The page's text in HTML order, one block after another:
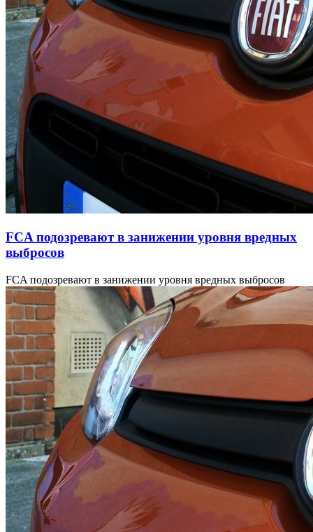
FCA подозревают в занижении уровня вредных
выбросов
FCA подозревают в занижении уровня вредных выбросов